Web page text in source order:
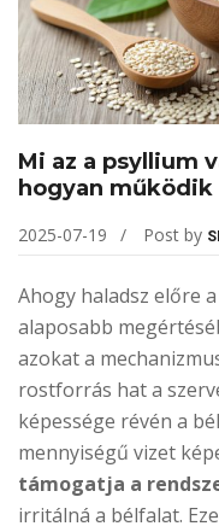
Mi az a psyllium
hogyan működik
2025-07-19 Post by
Ahogy haladsz előre
alaposabb
azokat a
rostforrás hat a
képessége révén a
mennyiségű vizet
támogatja a
irritálná a bélfalat.